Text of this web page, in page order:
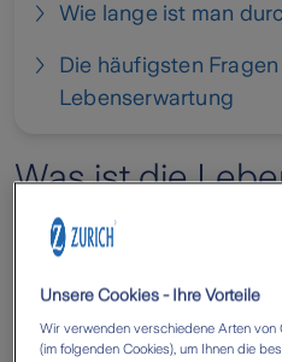
Wie lange ist man
Die häufigsten
Lebenserwartung
Was ist die
Wie alt werden wir? Diese
Gedanken über eine
Unsere Cookies - Ihre Vorteile
Wir verwenden verschiedene Arten von
(im folgenden Cookies), um Ihnen die